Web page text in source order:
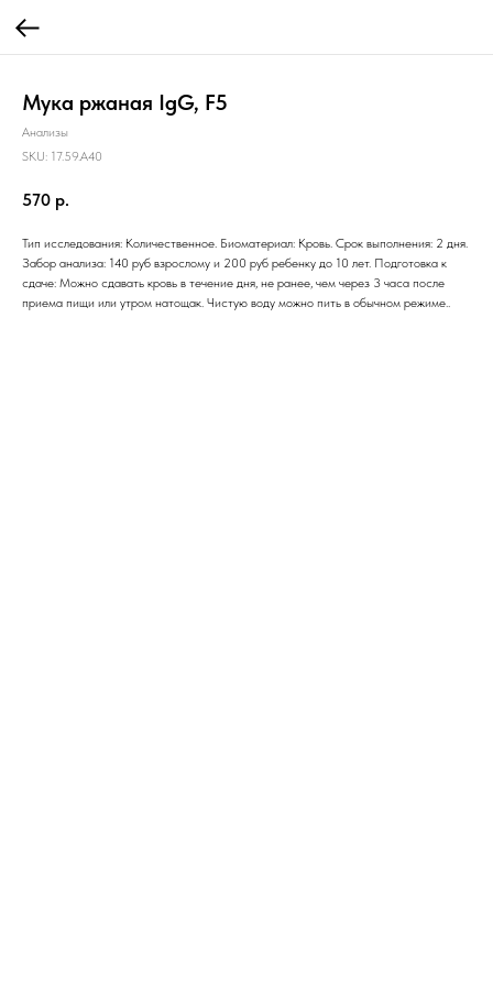
Мука ржаная IgG, F5
Анализы
SKU: 17.59.A40
570 р.
Тип исследования: Количественное. Биоматериал: Кровь. Срок выполнения: 2 дня.
Забор анализа: 140 руб взрослому и 200 руб ребенку до 10 лет. Подготовка к
сдаче: Можно сдавать кровь в течение дня, не ранее, чем через 3 часа после
приема пищи или утром натощак. Чистую воду можно пить в обычном режиме..